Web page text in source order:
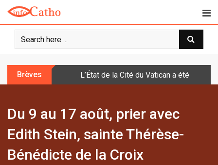
o
Brèves L’État de la Cité du Vatican a été doté
Du 9 au 17 août, prier avec
Edith Stein, sainte Thérèse-
Bénédicte de la Croix